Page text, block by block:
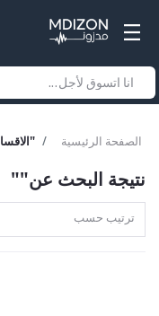
الصفحة الرئيسية
نتيجة البحث عن""
ترتيب حسب